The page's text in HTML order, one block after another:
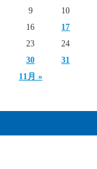
11月 »
9
10
16
17
23
24
30 31